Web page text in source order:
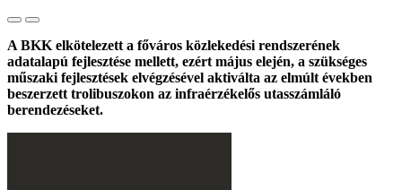
A BKK elkötelezett a főváros közlekedési rendszerének
adatalapú fejlesztése mellett, ezért május elején, a szükséges
műszaki fejlesztések elvégzésével aktiválta az elmúlt években
beszerzett trolibuszokon az infraérzékelős utasszámláló
berendezéseket.